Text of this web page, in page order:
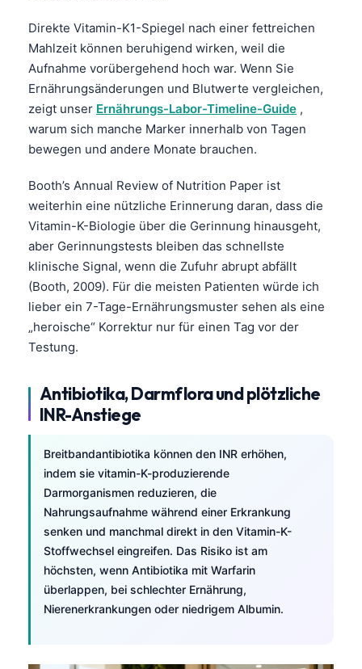
Direkte Vitamin-K1-Spiegel nach einer fettreichen
Mahlzeit können beruhigend wirken, weil die
Aufnahme vorübergehend hoch war. Wenn Sie
Ernährungsänderungen und Blutwerte vergleichen,
zeigt unser Ernährungs-Labor-Timeline-Guide ,
warum sich manche Marker innerhalb von Tagen
bewegen und andere Monate brauchen.
Booth’s Annual Review of Nutrition Paper ist
weiterhin eine nützliche Erinnerung daran, dass die
Vitamin-K-Biologie über die Gerinnung hinausgeht,
aber Gerinnungstests bleiben das schnellste
klinische Signal, wenn die Zufuhr abrupt abfällt
(Booth, 2009). Für die meisten Patienten würde ich
lieber ein 7-Tage-Ernährungsmuster sehen als eine
„heroische“ Korrektur nur für einen Tag vor der
Testung.
Antibiotika, Darmflora und plötzliche
INR-Anstiege
Breitbandantibiotika können den INR erhöhen,
indem sie vitamin-K-produzierende
Darmorganismen reduzieren, die
Nahrungsaufnahme während einer Erkrankung
senken und manchmal direkt in den Vitamin-K-
Stoffwechsel eingreifen. Das Risiko ist am
höchsten, wenn Antibiotika mit Warfarin
überlappen, bei schlechter Ernährung,
Nierenerkrankungen oder niedrigem Albumin.
日本語
Čeština
ქართული
Русский
Lietuvių kalba
Polski
Slovenščina
Shqip
বাংলা
اردو
मराठी
తెలుగు
தமிழ்
ગુજરાતી
Bahasa Melayu
Tiếng Việt
ไทย